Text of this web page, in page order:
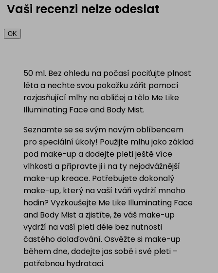
Vaši recenzi nelze odeslat
OK
50 ml. Bez ohledu na počasí pociťujte plnost
léta a nechte svou pokožku zářit pomocí
rozjasňující mlhy na obličej a tělo Me Like
Illuminating Face and Body Mist.
Seznamte se se svým novým oblíbencem
pro speciální úkoly! Použijte mlhu jako základ
pod make-up a dodejte pleti ještě více
vlhkosti a připravte ji i na ty nejodvážnější
make-up kreace. Potřebujete dokonalý
make-up, který na vaší tváři vydrží mnoho
hodin? Vyzkoušejte Me Like Illuminating Face
and Body Mist a zjistíte, že váš make-up
vydrží na vaší pleti déle bez nutnosti
častého dolaďování. Osvěžte si make-up
během dne, dodejte jas sobě i své pleti –
potřebnou hydrataci.